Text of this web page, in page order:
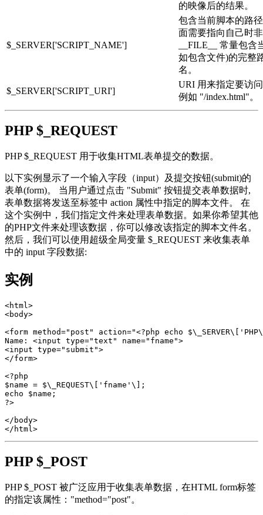
的映像后的结果。
$_SERVER['SCRIPT_NAME']
包含当前脚本的路
面需要指向自己时
__FILE__ 常量包含
如包含文件)的完整
名。
$_SERVER['SCRIPT_URI']
URI 用来指定要访
例如 "/index.html"。
PHP $_REQUEST
PHP $_REQUEST 用于收集HTML表单提交的数据。
以下实例显示了一个输入字段（input）及提交按钮(submit)的
表单(form)。 当用户通过点击 "Submit" 按钮提交表单数据时,
表单数据将发送至标签中 action 属性中指定的脚本文件。 在
这个实例中，我们指定文件来处理表单数据。如果你希望其他
的PHP文件来处理该数据，你可以修改该指定的脚本文件名。
然后，我们可以使用超级全局变量 $_REQUEST 来收集表单
中的 input 字段数据:
实例
<html>
<body>
<form method="post" action="<?php echo
Name: <input type="text" name="fname">
<input type="submit">
</form>
<?php
$name = $\_REQUEST\['fname'\];
echo $name;
?>
</body>
PHP $_POST
PHP $_POST 被广泛应用于收集表单数据，在HTML form标签
的指定该属性："method="post"。